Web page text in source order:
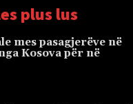
plus lus
mes pasagjerëve në
Kosova për në